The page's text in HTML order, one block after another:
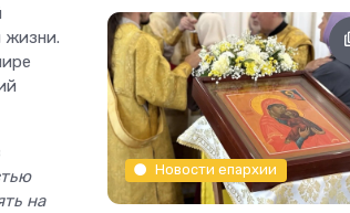
жизни.
на
Новости епархии